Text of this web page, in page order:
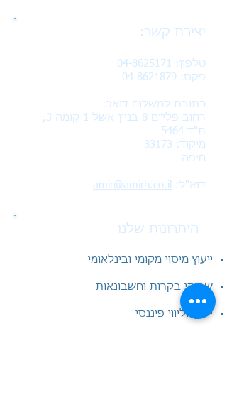
יצירת קשר:
טלפון: 04-8625171
פקס: 04-8621879
כתובת למשלוח דואר:
רחוב פלי״ם 8 בניין אשל 1 קומה 3,
ת"ד 5464
מיקוד: 33173
חיפה
דוא"ל: amir@amirh.co.il
היתרונות שלנו
ייעוץ מיסוי מקומי ובינלאומי
שרותי בקרות וחשבונאות
ייעוץ וליווי פיננסי